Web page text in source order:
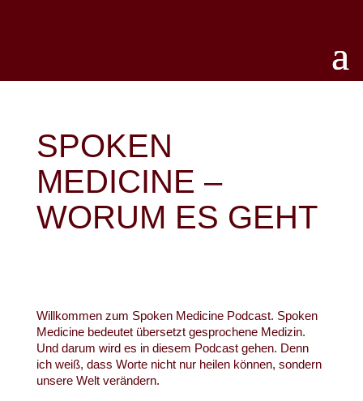
SPOKEN
MEDICINE –
WORUM ES GEHT
Willkommen zum Spoken Medicine Podcast. Spoken
Medicine bedeutet übersetzt gesprochene Medizin.
Und darum wird es in diesem Podcast gehen. Denn
ich weiß, dass Worte nicht nur heilen können, sondern
unsere Welt verändern.